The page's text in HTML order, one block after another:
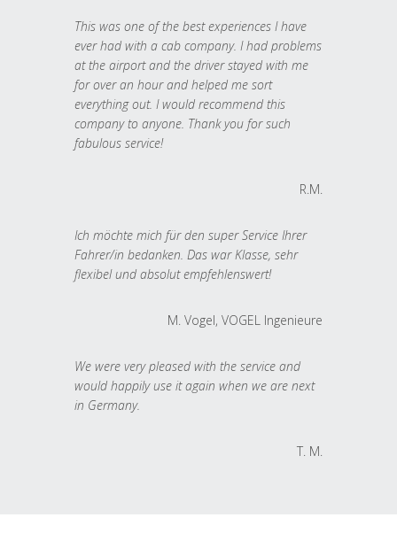
This was one of the best experiences I have
ever had with a cab company. I had problems
at the airport and the driver stayed with me
for over an hour and helped me sort
everything out. I would recommend this
company to anyone. Thank you for such
fabulous service!
R.M.
Ich möchte mich für den super Service Ihrer
Fahrer/in bedanken. Das war Klasse, sehr
flexibel und absolut empfehlenswert!
M. Vogel, VOGEL Ingenieure
We were very pleased with the service and
would happily use it again when we are next
in Germany.
T. M.